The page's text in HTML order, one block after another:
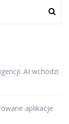
AI wchodzi
aplikacje